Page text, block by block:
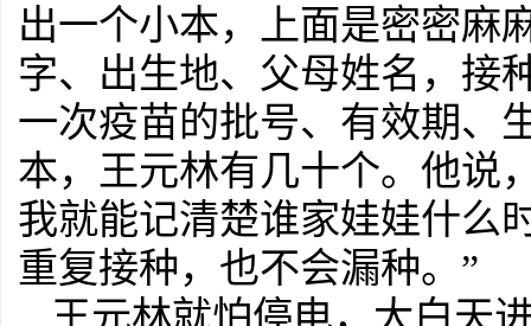
出一个小本，上面是密密麻
字、出生地、父母姓名，接
一次疫苗的批号、有效期、
本，王元林有几十个。他说
我就能记清楚谁家娃娃什么
重复接种，也不会漏种。”
王元林就怕停电，大白天